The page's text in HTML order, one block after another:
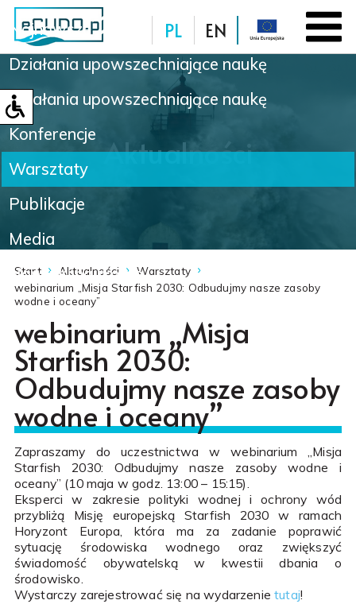
PL EN
Baza danych
Aktualności
Najnowsze
Działania upowszechniające naukę
Działania upowszechniające naukę
Konferencje
Warsztaty
Publikacje
Media
Nowinki naukowe
Start Aktualności
Warsztaty
webinarium „Misja Starfish 2030: Odbudujmy nasze zasoby
wodne i oceany”
webinarium „Misja
Starfish 2030:
Odbudujmy nasze zasoby
wodne i oceany”
Zapraszamy do uczestnictwa w webinarium „Misja
Starfish 2030: Odbudujmy nasze zasoby wodne i
oceany” (10 maja w godz. 13:00 – 15:15).
Eksperci w zakresie polityki wodnej i ochrony wód
przybliżą Misję europejską Starfish 2030 w ramach
Horyzont Europa, która ma za zadanie poprawić
sytuację środowiska wodnego oraz zwiększyć
świadomość obywatelską w kwestii dbania o
środowisko.
Wystarczy zarejestrować się na wydarzenietutaj!